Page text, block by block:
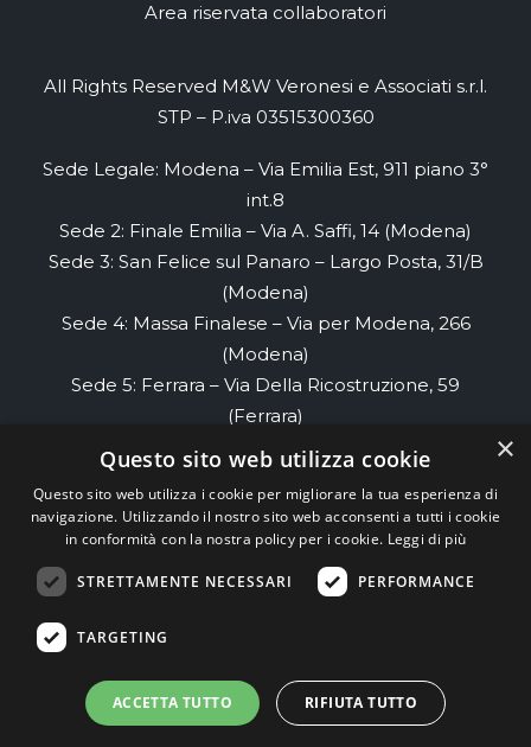
Area riservata collaboratori
All Rights Reserved M&W Veronesi e Associati s.r.l.
STP – P.iva 03515300360
Sede Legale: Modena – Via Emilia Est, 911 piano 3°
int.8
Sede 2: Finale Emilia – Via A. Saffi, 14 (Modena)
Sede 3: San Felice sul Panaro – Largo Posta, 31/B
(Modena)
Sede 4: Massa Finalese – Via per Modena, 266
(Modena)
Sede 5: Ferrara – Via Della Ricostruzione, 59
(Ferrara)
Sede 6: Renazzo- Via di Renazzo, 58 piano 2
Sede 7: Cento- Via Cesare Cremonino, 32
(Ferrara)
×
Questo sito web utilizza cookie
Questo sito web utilizza i cookie per migliorare la tua esperienza di
navigazione. Utilizzando il nostro sito web acconsenti a tutti i cookie
in conformità con la nostra policy per i cookie. Leggi di più
STRETTAMENTE NECESSARI PERFORMANCE
TARGETING
ACCETTA TUTTO RIFIUTA TUTTO